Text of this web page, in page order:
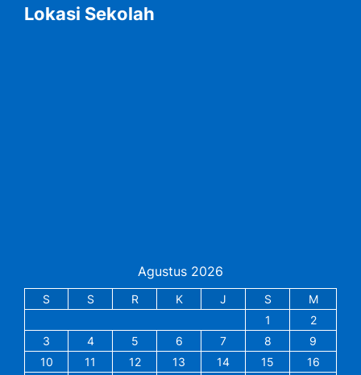
Lokasi Sekolah
Agustus 2026
S S R K J S
M
1
2
3
4 5 6 7 8
9
10
11 12 13 14 15
16